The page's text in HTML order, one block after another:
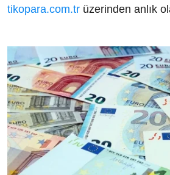
tikopara.com.tr üzerinden anlık